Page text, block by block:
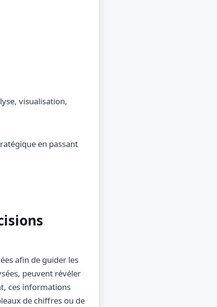
en passant
afin de guider les
peuvent révéler
ces informations
de chiffres ou de